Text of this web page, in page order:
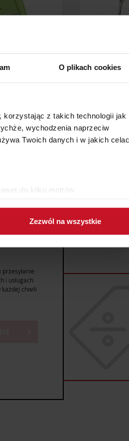
O plikach cookies
korzystając z takich technologii jak
wychodzenia naprzeciw
Twoich danych i w jakich
do kilku metrów
własne preferencje w
społecznościowe i analizować
partnerom społecznościowym,
otrzymanymi od Ciebie lub
Zezwól na wszystkie
W SALONIE
ZESTAW
ZAPYTAJ
i usługach
każdej chwili